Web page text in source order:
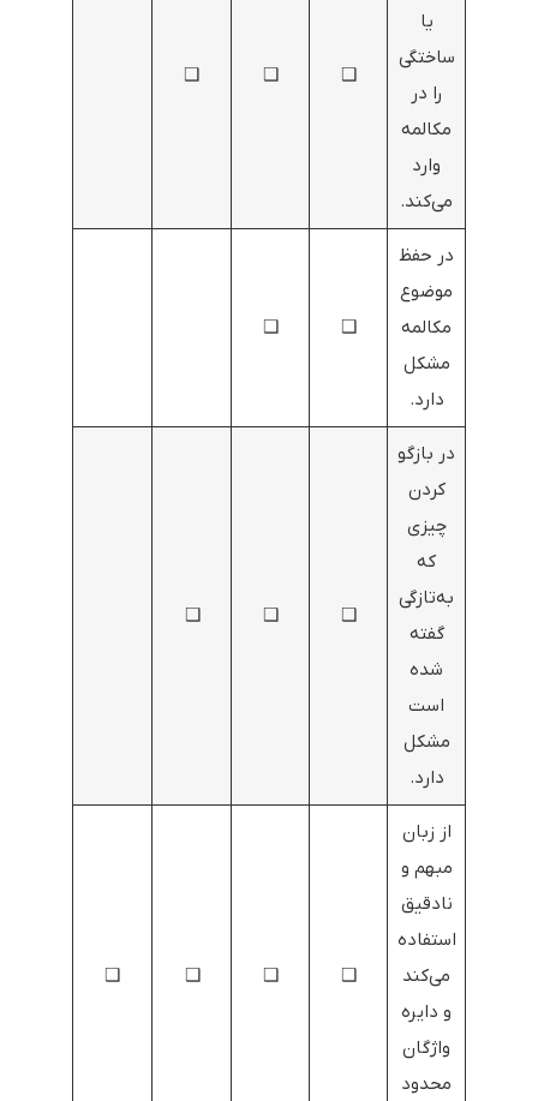
یا
ساختگی
را در
مکالمه
وارد
می‌کند.
❑
❑
❑
در حفظ
موضوع
مکالمه
مشکل
دارد.
❑
❑
در بازگو
کردن
چیزی
که
به‌تازگی
گفته
شده
است
مشکل
دارد.
❑
❑
❑
از زبان
مبهم و
نادقیق
استفاده
می‌کند
و دایره
واژگان
محدود
❑
❑
❑
❑